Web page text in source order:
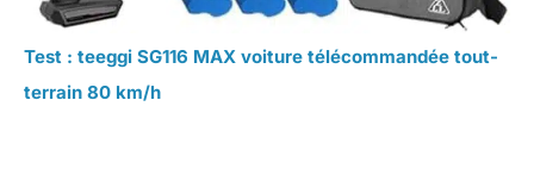
Test : teeggi SG116 MAX voiture télécommandée tout-
terrain 80 km/h